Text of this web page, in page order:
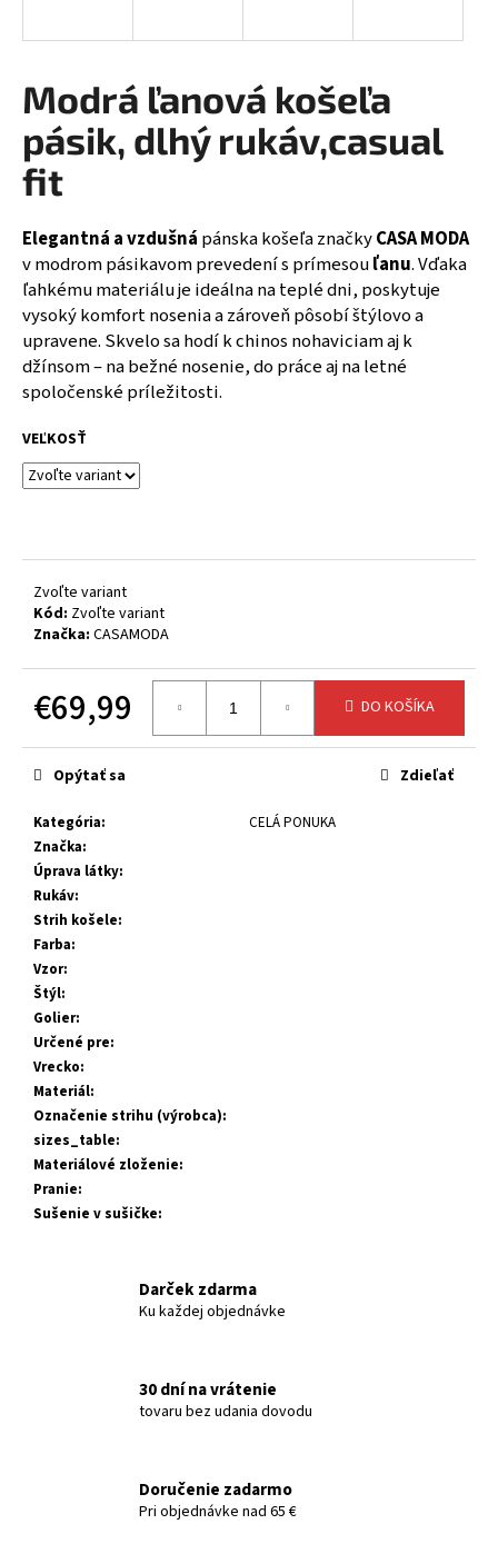
Modrá ľanová košeľa
pásik, dlhý rukáv,casual
fit
Elegantná a vzdušná pánska košeľa značkyCASA MODA
v modrom pásikavom prevedení s prímesouľanu. Vďaka
ľahkému materiálu je ideálna na teplé dni, poskytuje
vysoký komfort nosenia a zároveň pôsobí štýlovo a
upravene. Skvelo sa hodí k chinos nohaviciam aj k
džínsom – na bežné nosenie, do práce aj na letné
spoločenské príležitosti.
VEĽKOSŤ
Zvoľte variant
Kód: Zvoľte variant
Značka: CASAMODA
€69,99
cena:
DO KOŠÍKA
Kategória:
CELÁ PONUKA
Značka:
Úprava látky:
Rukáv:
Strih košele:
Farba:
Vzor:
Štýl:
Golier:
Určené pre:
Vrecko:
Materiál:
Označenie strihu (výrobca):
sizes_table:
Materiálové zloženie:
Pranie:
Sušenie v sušičke:
Opýtať sa Zdieľať
Darček zdarma
Ku každej objednávke
30 dní na vrátenie
tovaru bez udania dovodu
Doručenie zadarmo
Pri objednávke nad 65 €
s
ť
?
HĽADAŤ
O
d
p
o
r
ú